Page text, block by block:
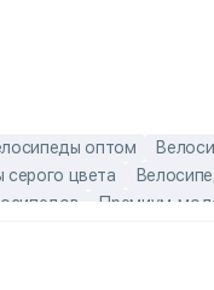
оптом
серого цвета
Премиум-